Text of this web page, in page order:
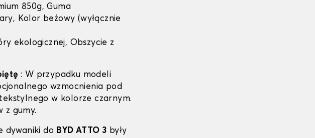
850g, Guma
Kolor beżowy (wyłącznie
ekologicznej, Obszycie z
: W przypadku modeli
wzmocnienia pod
w kolorze czarnym.
z gumy.
dywaniki do BYD ATTO 3 były